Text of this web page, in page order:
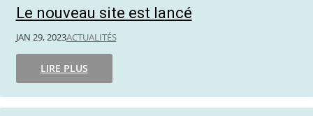
Le nouveau site est lancé
JAN 29, 2023ACTUALITÉS
LIRE PLUS